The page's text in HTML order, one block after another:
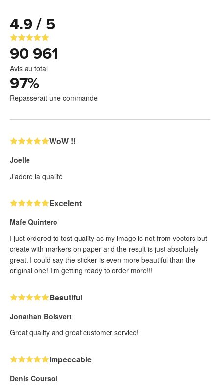
4.9 / 5
90 961
Avis au total
97%
Repasserait une commande
WoW !!
Joelle
J’adore la qualité
Excelent
Mafe Quintero
I just ordered to test quality as my image is not from vectors but
create with markers on paper and the result is just absolutely
great. I could say the sticker is even more beautiful than the
original one! I'm getting ready to order more!!!
Beautiful
Jonathan Boisvert
Great quality and great customer service!
Impeccable
Denis Coursol